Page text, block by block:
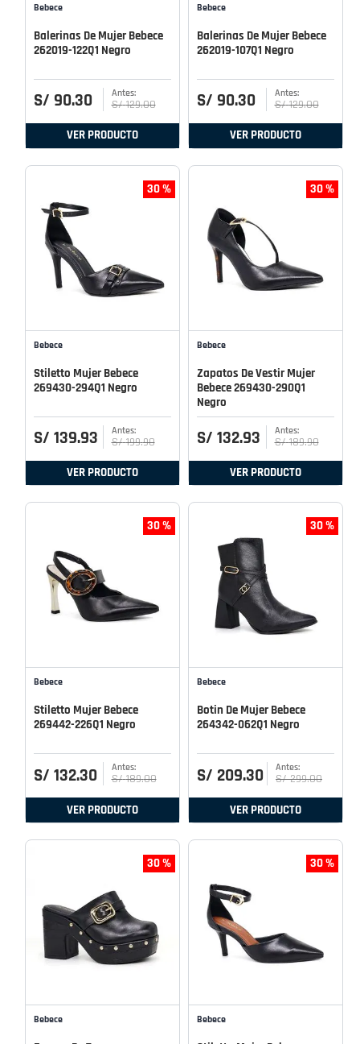
Bebece
Balerinas De Mujer Bebece
262019-122Q1 Negro
S/ 90.30 S/ 129.00
VER PRODUCTO
Bebece
Balerinas De Mujer Bebece
262019-107Q1 Negro
S/ 90.30 S/ 129.00
VER PRODUCTO
30 %
Bebece
Stiletto Mujer Bebece
269430-294Q1 Negro
S/ 139.93 S/ 199.90
VER PRODUCTO
30 %
Bebece
Zapatos De Vestir Mujer
Bebece 269430-290Q1
Negro
S/ 132.93 S/ 189.90
VER PRODUCTO
30 %
Bebece
Stiletto Mujer Bebece
269442-226Q1 Negro
S/ 132.30 S/ 189.00
VER PRODUCTO
30 %
Bebece
Botin De Mujer Bebece
264342-062Q1 Negro
S/ 209.30 S/ 299.00
VER PRODUCTO
30 %
Bebece
30 %
Bebece